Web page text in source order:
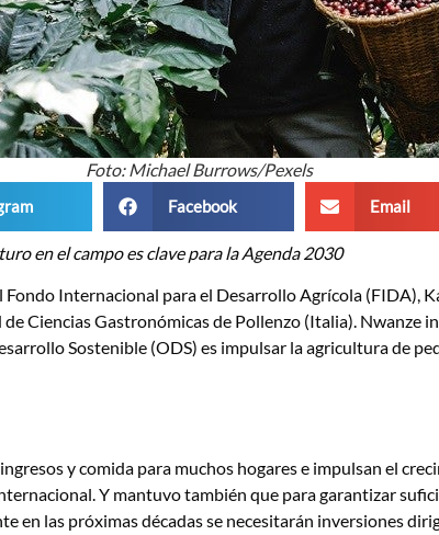
Foto: Michael Burrows/Pexels
Facebook Email
en el campo es clave para la Agenda 2030
Fondo Internacional para el Desarrollo Agrícola (FIDA),
Ciencias Gastronómicas de Pollenzo (Italia). Nwanze
Sostenible (ODS) es impulsar la agricultura de
y comida para muchos hogares e impulsan el
Y mantuvo también que para garantizar
en las próximas décadas se necesitarán inversiones